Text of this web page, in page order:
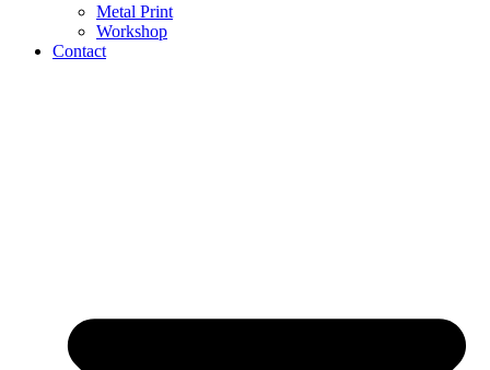
Metal Print
Workshop
Contact